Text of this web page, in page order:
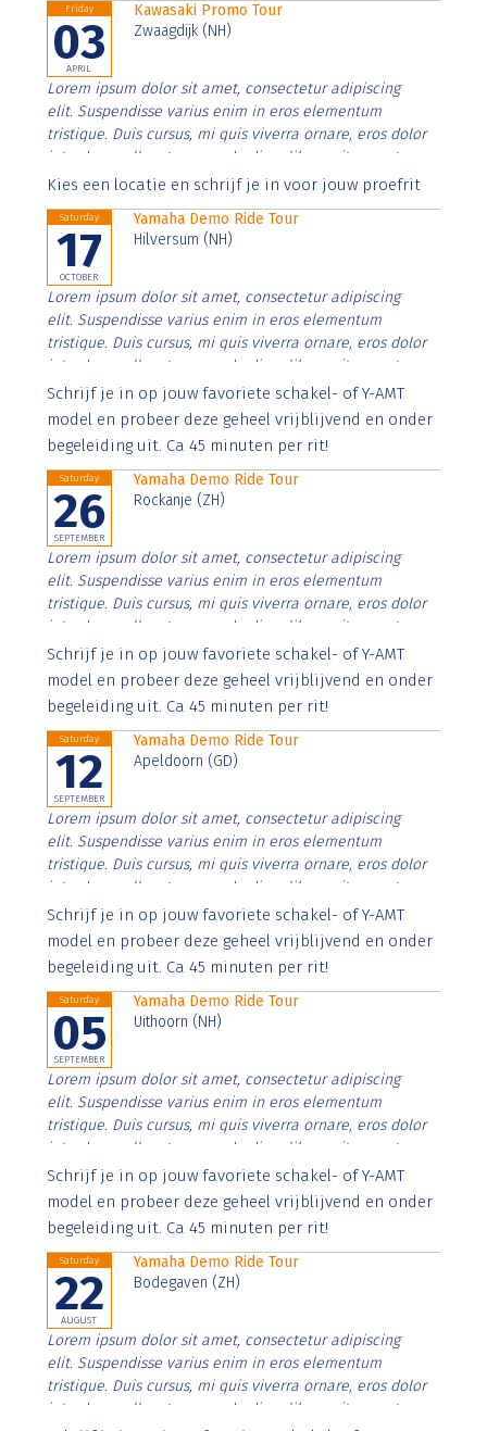
Friday
03
APRIL
Kawasaki Promo Tour
Zwaagdijk (NH)
Lorem ipsum dolor sit amet, consectetur adipiscing
elit. Suspendisse varius enim in eros elementum
tristique. Duis cursus, mi quis viverra ornare, eros dolor
interdum nulla, ut commodo diam libero vitae erat.
Aenean faucibus nibh et justo cursus id rutrum lorem
Kies een locatie en schrijf je in voor jouw proefrit
Saturday
17
OCTOBER
Yamaha Demo Ride Tour
Hilversum (NH)
Lorem ipsum dolor sit amet, consectetur adipiscing
elit. Suspendisse varius enim in eros elementum
tristique. Duis cursus, mi quis viverra ornare, eros dolor
interdum nulla, ut commodo diam libero vitae erat.
Aenean faucibus nibh et justo cursus id rutrum lorem
imperdiet. Nunc ut sem vitae risus tristique posuere.
Schrijf je in op jouw favoriete schakel- of Y-AMT
model en probeer deze geheel vrijblijvend en onder
begeleiding uit. Ca 45 minuten per rit!
Saturday
26
SEPTEMBER
Yamaha Demo Ride Tour
Rockanje (ZH)
Lorem ipsum dolor sit amet, consectetur adipiscing
elit. Suspendisse varius enim in eros elementum
tristique. Duis cursus, mi quis viverra ornare, eros dolor
interdum nulla, ut commodo diam libero vitae erat.
Aenean faucibus nibh et justo cursus id rutrum lorem
imperdiet. Nunc ut sem vitae risus tristique posuere.
Schrijf je in op jouw favoriete schakel- of Y-AMT
model en probeer deze geheel vrijblijvend en onder
begeleiding uit. Ca 45 minuten per rit!
Saturday
12
SEPTEMBER
Yamaha Demo Ride Tour
Apeldoorn (GD)
Lorem ipsum dolor sit amet, consectetur adipiscing
elit. Suspendisse varius enim in eros elementum
tristique. Duis cursus, mi quis viverra ornare, eros dolor
interdum nulla, ut commodo diam libero vitae erat.
Aenean faucibus nibh et justo cursus id rutrum lorem
imperdiet. Nunc ut sem vitae risus tristique posuere.
Schrijf je in op jouw favoriete schakel- of Y-AMT
model en probeer deze geheel vrijblijvend en onder
begeleiding uit. Ca 45 minuten per rit!
Saturday
05
SEPTEMBER
Yamaha Demo Ride Tour
Uithoorn (NH)
Lorem ipsum dolor sit amet, consectetur adipiscing
elit. Suspendisse varius enim in eros elementum
tristique. Duis cursus, mi quis viverra ornare, eros dolor
interdum nulla, ut commodo diam libero vitae erat.
Aenean faucibus nibh et justo cursus id rutrum lorem
imperdiet. Nunc ut sem vitae risus tristique posuere.
Schrijf je in op jouw favoriete schakel- of Y-AMT
model en probeer deze geheel vrijblijvend en onder
begeleiding uit. Ca 45 minuten per rit!
Saturday
22
AUGUST
Yamaha Demo Ride Tour
Bodegaven (ZH)
Lorem ipsum dolor sit amet, consectetur adipiscing
elit. Suspendisse varius enim in eros elementum
tristique. Duis cursus, mi quis viverra ornare, eros dolor
interdum nulla, ut commodo diam libero vitae erat.